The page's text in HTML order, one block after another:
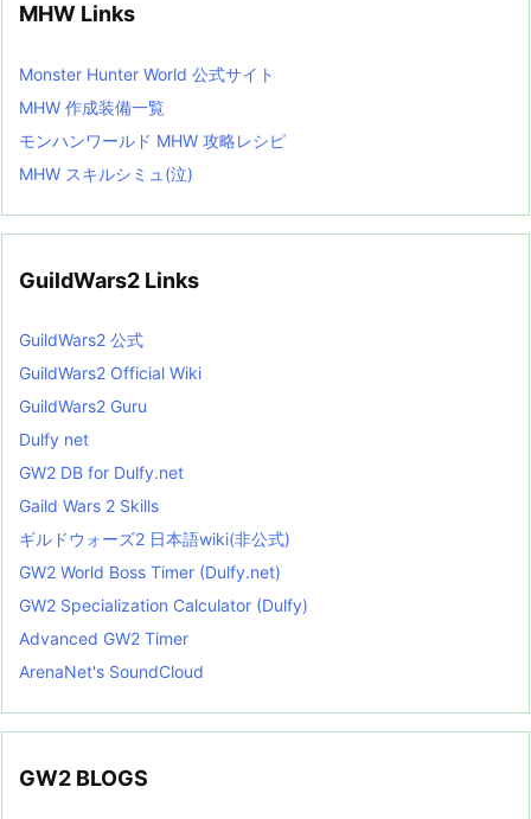
MHW Links
Monster Hunter World 公式サイト
MHW 作成装備一覧
モンハンワールド MHW 攻略レシピ
MHW スキルシミュ(泣)
GuildWars2 Links
GuildWars2 公式
GuildWars2 Official Wiki
GuildWars2 Guru
Dulfy net
GW2 DB for Dulfy.net
Gaild Wars 2 Skills
ギルドウォーズ2 日本語wiki(非公式)
GW2 World Boss Timer (Dulfy.net)
GW2 Specialization Calculator (Dulfy)
Advanced GW2 Timer
ArenaNet's SoundCloud
GW2 BLOGS